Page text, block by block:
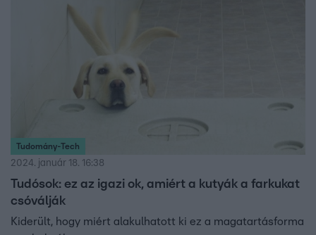
Tudomány-Tech
2024. január 18. 16:38
Tudósok: ez az igazi ok, amiért a kutyák a farkukat
csóválják
Kiderült, hogy miért alakulhatott ki ez a magatartásforma